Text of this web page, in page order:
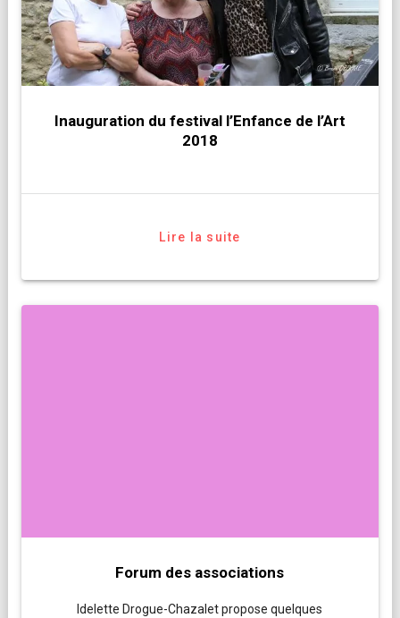
Inauguration du festival l’Enfance de l’Art
2018
Lire la suite
Forum des associations
Idelette Drogue-Chazalet propose quelques